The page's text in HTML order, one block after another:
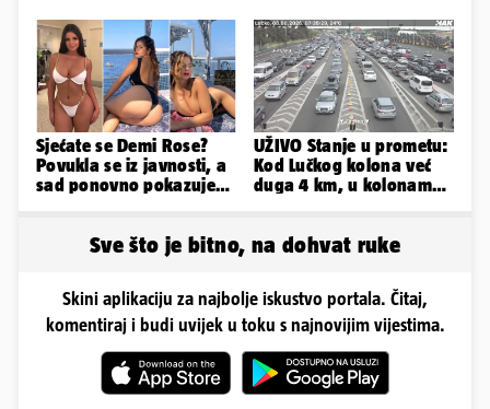
Sjećate se Demi Rose?
Povukla se iz javnosti, a
sad ponovno pokazuje
UŽIVO Stanje u prometu:
Kod Lučkog kolona već
duga 4 km, u kolonama
Sve što je bitno, na dohvat ruke
Skini aplikaciju za najbolje iskustvo portala. Čitaj,
komentiraj i budi uvijek u toku s najnovijim vijestima.